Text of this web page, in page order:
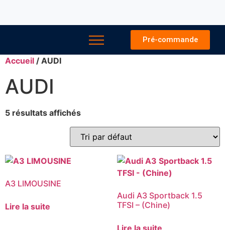
Pré-commande
Accueil / AUDI
AUDI
5 résultats affichés
A3 LIMOUSINE
Lire la suite
Audi A3 Sportback 1.5
TFSI – (Chine)
Lire la suite